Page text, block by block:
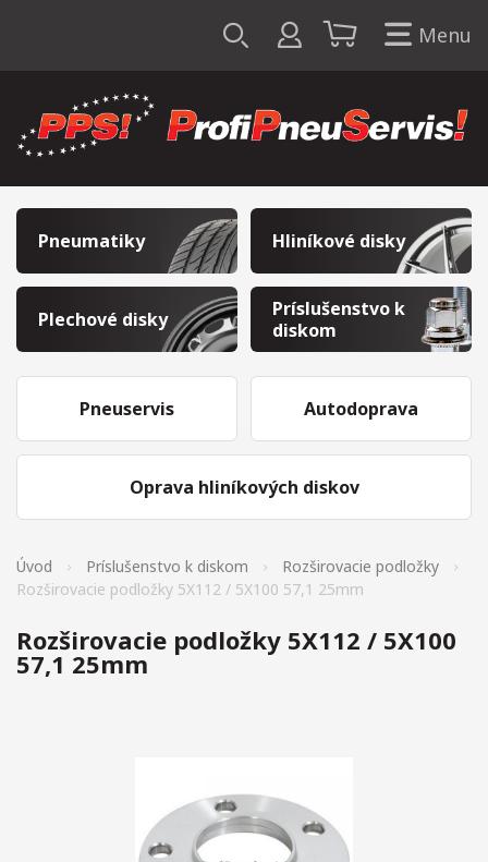
Menu
Pneumatiky Hliníkové disky
Plechové disky
Príslušenstvo k
diskom
Pneuservis
Oprava hliníkových diskov
Autodoprava
Úvod Príslušenstvo k diskom
Rozširovacie podložky
Rozširovacie podložky 5X112 / 5X100 57,1 25mm
Rozširovacie podložky 5X112 / 5X100
57,1 25mm